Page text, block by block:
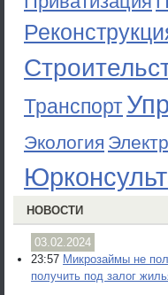
Транспорт
Экология
НОВОСТИ
03.02.2024
23:57 Микрозаймы не
получить под залог